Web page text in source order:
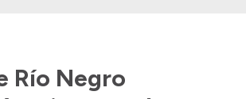
Río Negro